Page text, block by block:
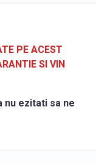
PE ACEST
SI VIN
nu ezitati sa ne